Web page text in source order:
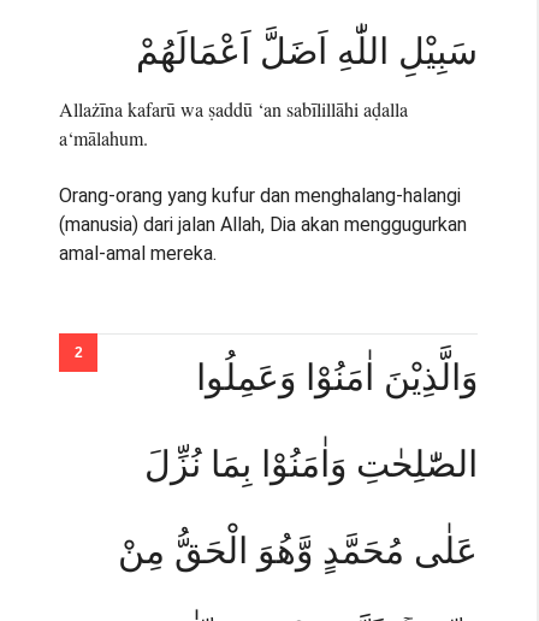
سَبِيْلِ اللّٰهِ اَضَلَّ اَعْمَالَهُمْ
Allażīna kafarū wa ṣaddū ‘an sabīlillāhi aḍalla
a‘mālahum.
Orang-orang yang kufur dan menghalang-halangi
(manusia) dari jalan Allah, Dia akan menggugurkan
amal-amal mereka.
وَالَّذِيْنَ اٰمَنُوْا وَعَمِلُوا
الصّٰلِحٰتِ وَاٰمَنُوْا بِمَا نُزِّلَ
عَلٰى مُحَمَّدٍ وَّهُوَ الْحَقُّ مِنْ